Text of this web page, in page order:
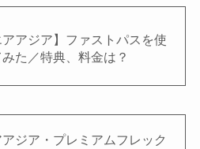
アアジア】ファストパスを使
みた／特典、料金は？
アジア・プレミアムフレック